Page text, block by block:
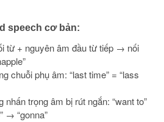
speech cơ bản:
từ + nguyên âm đầu từ tiếp → nối
chuỗi phụ âm: “last time” = “lass
nhấn trọng âm bị rút ngắn: “want to”
→ “gonna”